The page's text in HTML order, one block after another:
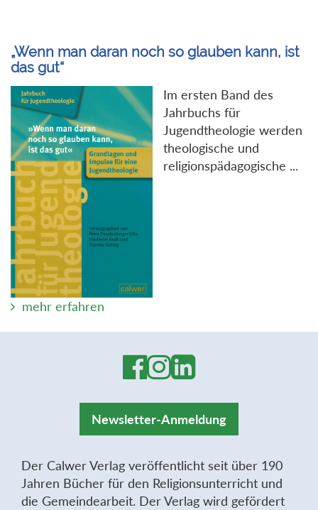
„Wenn man daran noch so glauben kann, ist
das gut“
Im ersten Band des
Jahrbuchs für
Jugendtheologie werden
theologische und
religionspädagogische ...
mehr erfahren
Newsletter-Anmeldung
Der Calwer Verlag veröffentlicht seit über 190
Jahren Bücher für den Religionsunterricht und
die Gemeindearbeit. Der Verlag wird gefördert